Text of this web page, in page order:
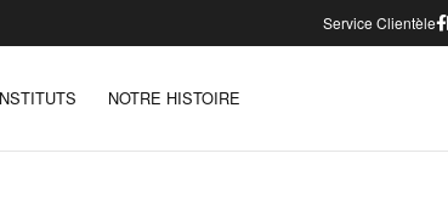
Service Clientèle
NOTRE HISTOIRE